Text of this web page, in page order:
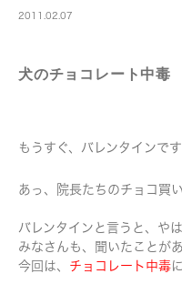
2011.02.07
犬のチョコレート中毒
もうすぐ、バレンタインで
あっ、院長たちのチョコ買
バレンタインと言うと、や
みなさんも、聞いたことが
今回は、 チョコレート中毒